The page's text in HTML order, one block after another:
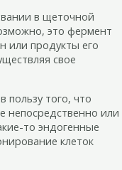
в щеточной
это фермент
или продукты его
свое
пользу того, что
непосредственно или
то эндогенные
клеток